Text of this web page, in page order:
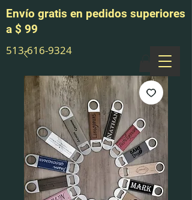
513-616-9324
Envío gratis en pedidos superiores
a $ 99